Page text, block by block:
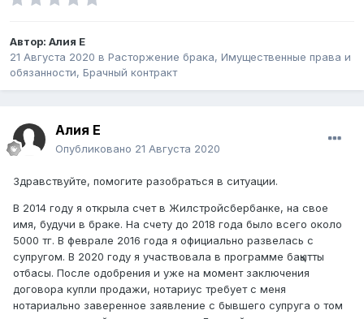
Автор: Алия E
21 Августа 2020 в Расторжение брака, Имущественные права и
обязанности, Брачный контракт
Алия E
Опубликовано 21 Августа 2020
Здравствуйте, помогите разобраться в ситуации.
В 2014 году я открыла счет в Жилстройсбербанке, на свое
имя, будучи в браке. На счету до 2018 года было всего около
5000 тг. В феврале 2016 года я официально развелась с
супругом. В 2020 году я участвовала в программе бақытты
отбасы. После одобрения и уже на момент заключения
договора купли продажи, нотариус требует с меня
нотариально заверенное заявление с бывшего супруга о том